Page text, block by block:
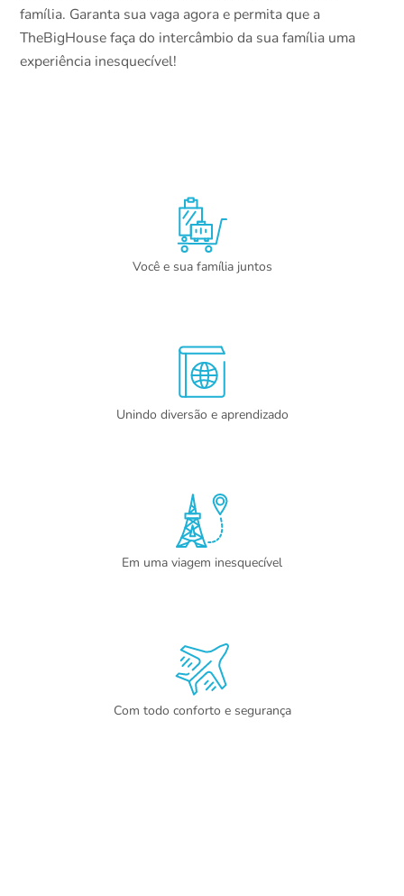
família. Garanta sua vaga agora e permita que a
TheBigHouse faça do intercâmbio da sua família uma
experiência inesquecível!
Você e sua família juntos
Unindo diversão e aprendizado
Em uma viagem inesquecível
Com todo conforto e segurança